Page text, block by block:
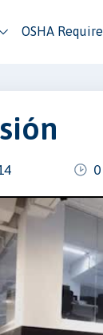
OSHA